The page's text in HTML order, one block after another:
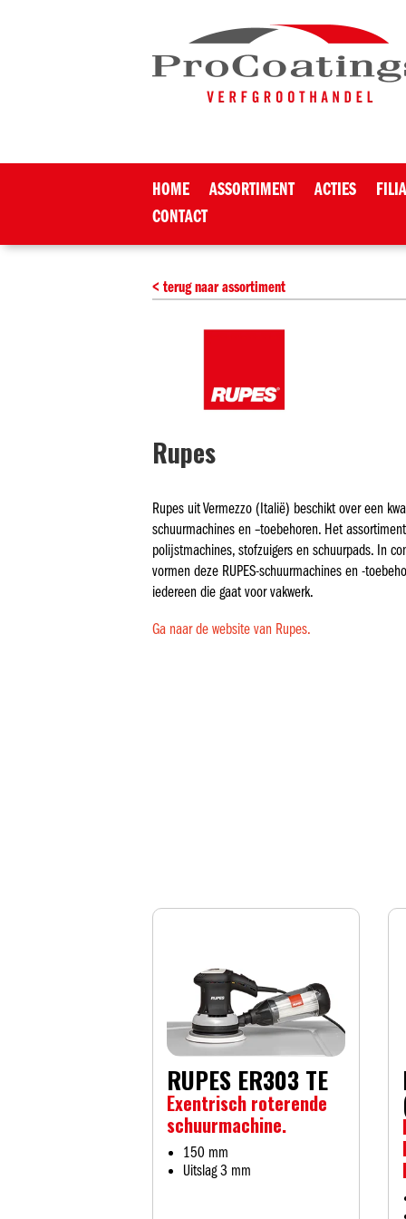
HOME ASSORTIMENT ACTIES
CONTACT
< terug naar assortiment
Rupes
Rupes uit Vermezzo (Italië) beschikt over een
schuurmachines en –toebehoren. Het
polijstmachines, stofzuigers en schuurpads. In
vormen deze RUPES-schuurmachines en -
iedereen die gaat voor vakwerk.
Ga naar de website van Rupes.
RUPES ER303 TE
Exentrisch roterende
schuurmachine.
150 mm
Uitslag 3 mm